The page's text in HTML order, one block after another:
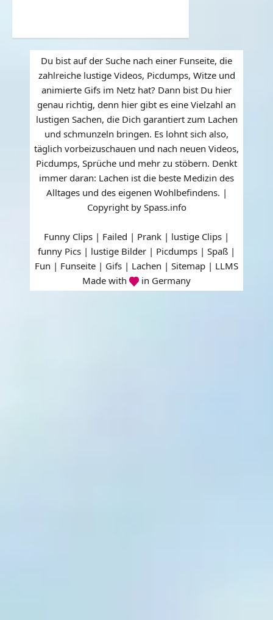
Du bist auf der Suche nach einer Funseite, die
zahlreiche lustige Videos, Picdumps, Witze und
animierte Gifs im Netz hat? Dann bist Du hier
genau richtig, denn hier gibt es eine Vielzahl an
lustigen Sachen, die Dich garantiert zum Lachen
und schmunzeln bringen. Es lohnt sich also,
täglich vorbeizuschauen und nach neuen Videos,
Picdumps, Sprüche und mehr zu stöbern. Denkt
immer daran: Lachen ist die beste Medizin des
Alltages und des eigenen Wohlbefindens. |
Copyright by Spass.info
Funny Clips | Failed | Prank | lustige Clips |
funny Pics | lustige Bilder | Picdumps | Spaß |
Fun | Funseite | Gifs | Lachen | Sitemap | LLMS
Made with
in Germany